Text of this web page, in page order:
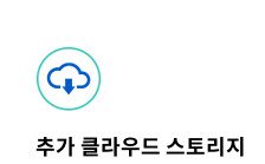
추가 클라우드 스토리지